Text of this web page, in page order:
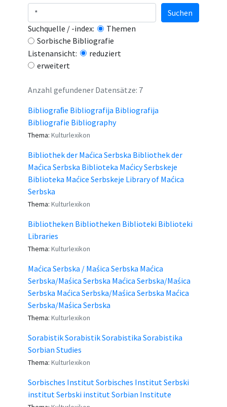
Suchquelle / -index:
Themen
Sorbische Bibliografie
Listenansicht:
reduziert
erweitert
Suchen
Anzahl gefundener Datensätze: 7
Bibliograﬁe Bibliografija Bibliografija
Bibliografie Bibliography
Thema: Kulturlexikon
Bibliothek der Maćica Serbska Bibliothek der
Maćica Serbska Biblioteka Maćicy Serbskeje
Biblioteka Maćice Serbskeje Library of Maćica
Serbska
Thema: Kulturlexikon
Bibliotheken Bibliotheken Biblioteki Biblioteki
Libraries
Thema: Kulturlexikon
Maćica Serbska / Maśica Serbska Maćica
Serbska/Maśica Serbska Maćica Serbska/Maśica
Serbska Maćica Serbska/Maśica Serbska Maćica
Serbska/Maśica Serbska
Thema: Kulturlexikon
Sorabistik Sorabistik Sorabistika Sorabistika
Sorbian Studies
Thema: Kulturlexikon
Sorbisches Institut Sorbisches Institut Serbski
institut Serbski institut Sorbian Institute